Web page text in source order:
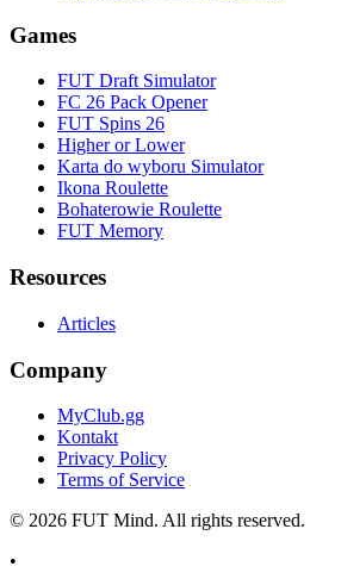
Games
FUT Draft Simulator
FC 26 Pack Opener
FUT Spins 26
Higher or Lower
Karta do wyboru Simulator
Ikona Roulette
Bohaterowie Roulette
FUT Memory
Resources
Articles
Company
MyClub.gg
Kontakt
Privacy Policy
Terms of Service
© 2026 FUT Mind. All rights reserved.
•